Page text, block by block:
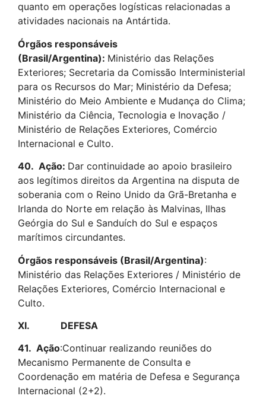
quanto em operações logísticas relacionadas a
atividades nacionais na Antártida.
Órgãos responsáveis
(Brasil/Argentina): Ministério das Relações
Exteriores; Secretaria da Comissão Interministerial
para os Recursos do Mar; Ministério da Defesa;
Ministério do Meio Ambiente e Mudança do Clima;
Ministério da Ciência, Tecnologia e Inovação /
Ministério de Relações Exteriores, Comércio
Internacional e Culto.
40. Ação: Dar continuidade ao apoio brasileiro
aos legítimos direitos da Argentina na disputa de
soberania com o Reino Unido da Grã-Bretanha e
Irlanda do Norte em relação às Malvinas, Ilhas
Geórgia do Sul e Sanduích do Sul e espaços
marítimos circundantes.
Órgãos responsáveis (Brasil/Argentina):
Ministério das Relações Exteriores / Ministério de
Relações Exteriores, Comércio Internacional e
Culto.
XI. DEFESA
41. Ação:Continuar realizando reuniões do
Mecanismo Permanente de Consulta e
Coordenação em matéria de Defesa e Segurança
Internacional (2+2).